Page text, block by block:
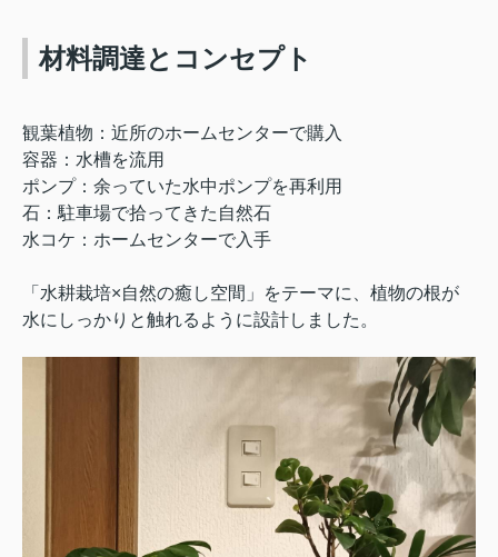
材料調達とコンセプト
観葉植物：近所のホームセンターで購入
容器：水槽を流用
ポンプ：余っていた水中ポンプを再利用
石：駐車場で拾ってきた自然石
水コケ：ホームセンターで入手
「水耕栽培×自然の癒し空間」をテーマに、植物の根が
水にしっかりと触れるように設計しました。